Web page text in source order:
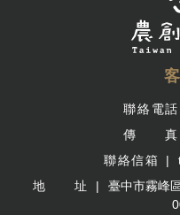
聯絡電話
傳 真
聯絡信箱
地 址
臺中市霧峰